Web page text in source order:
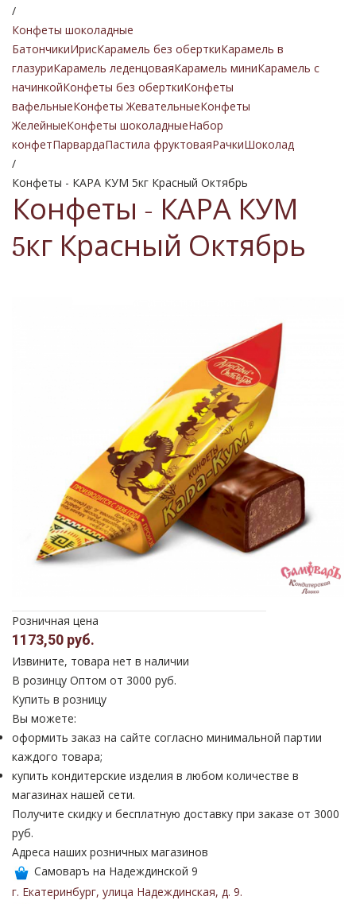
/
Конфеты шоколадные
БатончикиИрисКарамель без оберткиКарамель в
глазуриКарамель леденцоваяКарамель миниКарамель с
начинкойКонфеты без оберткиКонфеты
вафельныеКонфеты ЖевательныеКонфеты
ЖелейныеКонфеты шоколадныеНабор
конфетПарвардаПастила фруктоваяРачкиШоколад
/
Конфеты - КАРА КУМ 5кг Красный Октябрь
Конфеты - КАРА КУМ
5кг Красный Октябрь
Розничная цена
1173,50 руб.
Извините, товара нет в наличии
В розинцу Оптом от 3000 руб.
Купить в розницу
Вы можете:
оформить заказ на сайте согласно минимальной партии
каждого товара;
купить кондитерские изделия в любом количестве в
магазинах нашей сети.
Получите скидку и бесплатную доставку при заказе от 3000
руб.
Адреса наших розничных магазинов
Самоваръ на Надеждинской 9
г. Екатеринбург, улица Надеждинская, д. 9.